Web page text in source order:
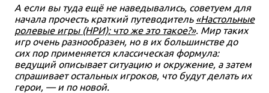
А если вы туда ещё не наведывались, советуем для
начала прочесть краткий путеводитель «Настольные
ролевые игры (НРИ): что же это такое?». Мир таких
игр очень разнообразен, но в их большинстве до
сих пор применяется классическая формула:
ведущий описывает ситуацию и окружение, а затем
спрашивает остальных игроков, что будут делать их
герои, — и по новой.